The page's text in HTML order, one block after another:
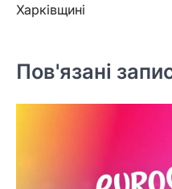
Харківщині
Пов'язані